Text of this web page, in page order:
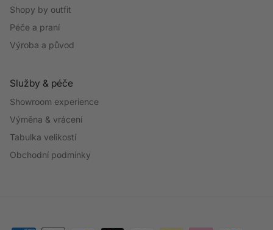
Shopy by outfit
Péče a praní
Výroba a původ
Služby & péče
Showroom experience
Výměna & vrácení
Tabulka velikostí
Obchodní podmínky